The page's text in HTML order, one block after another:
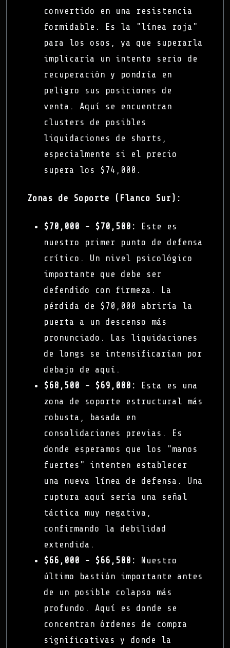
convertido en una resistencia
formidable. Es la "línea roja"
para los osos, ya que superarla
implicaría un intento serio de
recuperación y pondría en
peligro sus posiciones de
venta. Aquí se encuentran
clusters de posibles
liquidaciones de shorts,
especialmente si el precio
supera los $74,000.
Zonas de Soporte (Flanco Sur):
$70,000 - $70,500:
Este es
nuestro primer punto de defensa
crítico. Un nivel psicológico
importante que debe ser
defendido con firmeza. La
pérdida de $70,000 abriría la
puerta a un descenso más
pronunciado. Las liquidaciones
de longs se intensificarían por
debajo de aquí.
$68,500 - $69,000:
Esta es una
zona de soporte estructural más
robusta, basada en
consolidaciones previas. Es
donde esperamos que los "manos
fuertes" intenten establecer
una nueva línea de defensa. Una
ruptura aquí sería una señal
táctica muy negativa,
confirmando la debilidad
extendida.
$66,000 - $66,500:
Nuestro
último bastión importante antes
de un posible colapso más
profundo. Aquí es donde se
concentran órdenes de compra
significativas y donde la